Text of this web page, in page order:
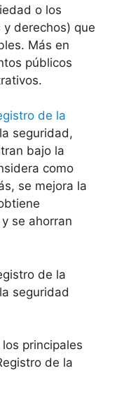
o los
derechos) que
Más en
públicos
de la
seguridad,
bajo la
como
se mejora la
se ahorran
de la
seguridad
principales
de la